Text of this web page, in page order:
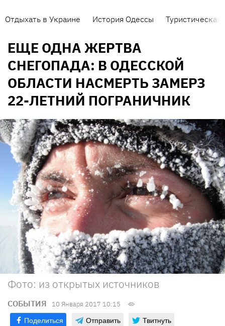
Отдыхать в Украине История Одессы Туристическая
ЕЩЕ ОДНА ЖЕРТВА
СНЕГОПАДА: В ОДЕССКОЙ
ОБЛАСТИ НАСМЕРТЬ ЗАМЕРЗ
22-ЛЕТНИЙ ПОГРАНИЧНИК
Фото: из открытых источников
СОБЫТИЯ 10 Января 2017 10:15
Поделиться Отправить Твитнуть